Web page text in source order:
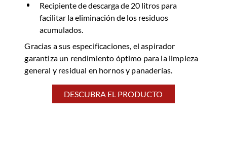
Recipiente de descarga de 20 litros para
facilitar la eliminación de los residuos
acumulados.
Gracias a sus especificaciones, el aspirador
garantiza un rendimiento óptimo para la limpieza
general y residual en hornos y panaderías.
DESCUBRA EL PRODUCTO